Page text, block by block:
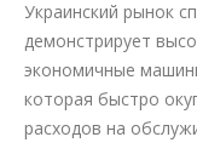
Украинский рынок
демонстрирует
экономичные
которая быстро
расходов на